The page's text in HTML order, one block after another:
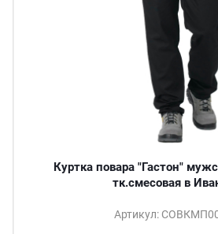
Куртка повара "Гастон"
тк.смесовая в
Артикул: